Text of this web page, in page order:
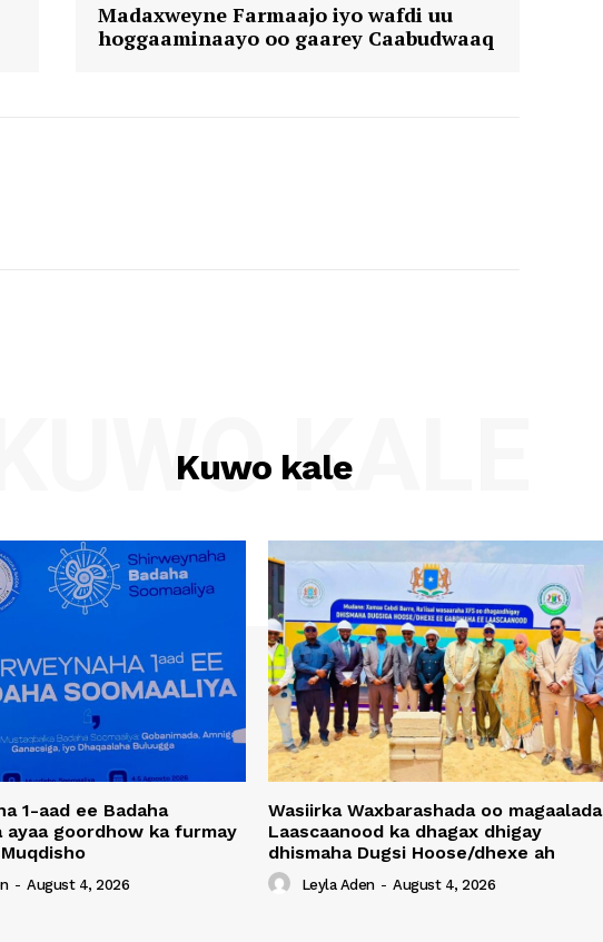
Madaxweyne Farmaajo iyo wafdi uu
hoggaaminaayo oo gaarey Caabudwaaq
Kuwo kale
KUWO KALE
1-aad ee Badaha
ayaa goordhow ka furmay
- August 4, 2026
Wasiirka Waxbarashada oo magaalada
Laascaanood ka dhagax dhigay
dhismaha Dugsi Hoose/dhexe ah
Leyla Aden - August 4, 2026